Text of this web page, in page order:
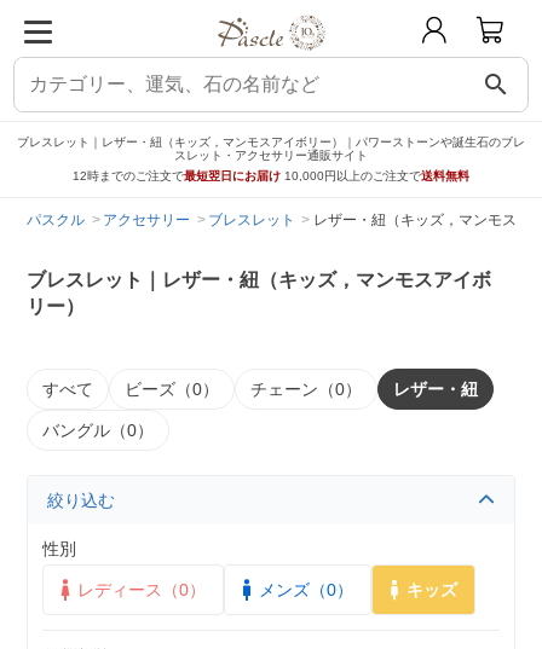
search
ブレスレット｜レザー・紐（キッズ，マンモスアイボリー）｜パワーストーンや誕生石のブレ
スレット・アクセサリー通販サイト
12時までのご注文で最短翌日にお届け 10,000円以上のご注文で送料無料
パスクル アクセサリー ブレスレット レザー・紐（キッズ，マンモスア
ブレスレット｜レザー・紐（キッズ，マンモスアイボ
リー）
すべて ビーズ（0） チェーン（0） レザー・紐
バングル（0）
絞り込む
性別
レディース（0） メンズ（0） キッズ